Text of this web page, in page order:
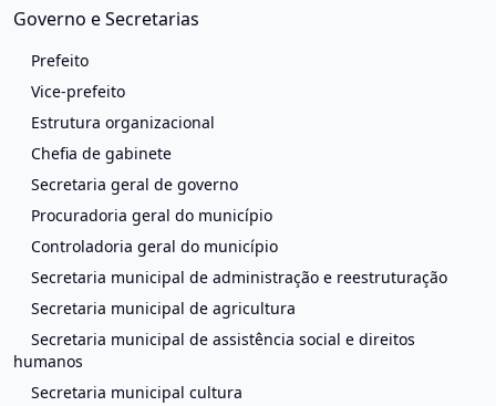
Governo e Secretarias
Prefeito
Vice-prefeito
Estrutura organizacional
Chefia de gabinete
Secretaria geral de governo
Procuradoria geral do município
Controladoria geral do município
Secretaria municipal de administração e reestruturação
Secretaria municipal de agricultura
Secretaria municipal de assistência social e direitos
humanos
Secretaria municipal cultura